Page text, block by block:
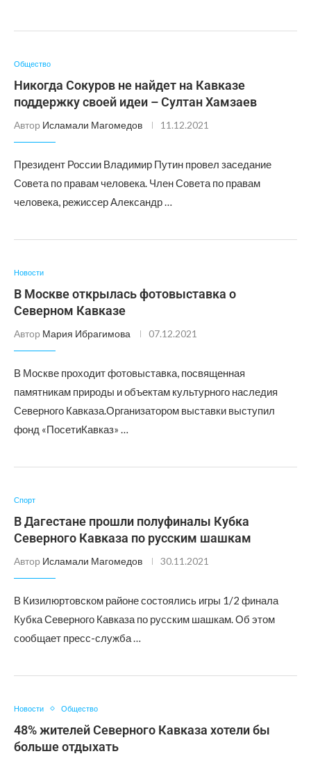
Общество
Никогда Сокуров не найдет на Кавказе
поддержку своей идеи – Султан Хамзаев
Автор Исламали Магомедов 11.12.2021
Президент России Владимир Путин провел заседание
Совета по правам человека. Член Совета по правам
человека, режиссер Александр …
Новости
В Москве открылась фотовыставка о
Северном Кавказе
Автор Мария Ибрагимова 07.12.2021
В Москве проходит фотовыставка, посвященная
памятникам природы и объектам культурного наследия
Северного Кавказа.Организатором выставки выступил
фонд «ПосетиКавказ» …
Спорт
В Дагестане прошли полуфиналы Кубка
Северного Кавказа по русским шашкам
Автор Исламали Магомедов 30.11.2021
В Кизилюртовском районе состоялись игры 1/2 финала
Кубка Северного Кавказа по русским шашкам. Об этом
сообщает пресс-служба …
Новости Общество
48% жителей Северного Кавказа хотели бы
больше отдыхать